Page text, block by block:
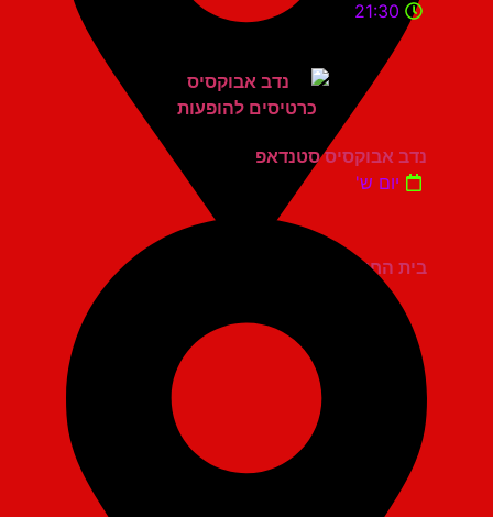
בית החייל תל אביב
21:30
נדב אבוקסיס סטנדאפ
יום ש'